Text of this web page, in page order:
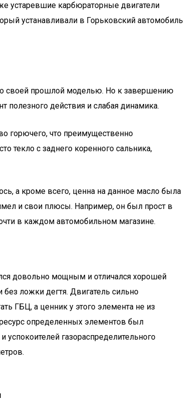
устаревшие карбюраторные двигатели
устанавливали в Горьковский автомобиль
своей прошлой моделью. Но к завершению
полезного действия и слабая динамика.
горючего, что преимущественно
текло с заднего коренного сальника,
а кроме всего, ценна на данное масло была
и свои плюсы. Например, он был прост в
в каждом автомобильном магазине.
довольно мощным и отличался хорошей
ложки дегтя. Двигатель сильно
ГБЦ, а ценник у этого элемента не из
определенных элементов был
газораспределительного